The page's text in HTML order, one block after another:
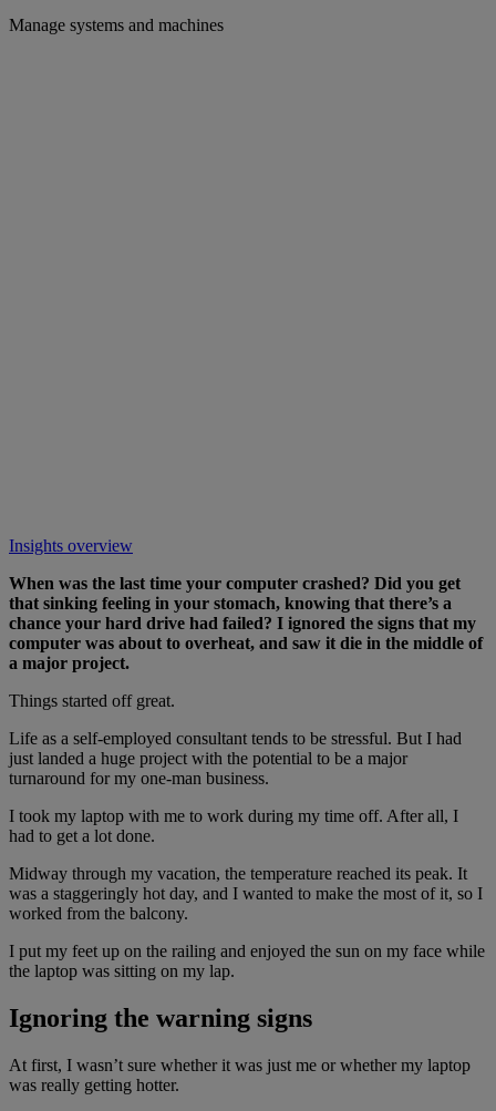
Manage systems and machines
Insights overview
When was the last time your computer crashed? Did you get
that sinking feeling in your stomach, knowing that there’s a
chance your hard drive had failed? I ignored the signs that my
computer was about to overheat, and saw it die in the middle of
a major project.
Things started off great.
Life as a self-employed consultant tends to be stressful. But I had
just landed a huge project with the potential to be a major
turnaround for my one-man business.
I took my laptop with me to work during my time off. After all, I
had to get a lot done.
Midway through my vacation, the temperature reached its peak. It
was a staggeringly hot day, and I wanted to make the most of it, so I
worked from the balcony.
I put my feet up on the railing and enjoyed the sun on my face while
the laptop was sitting on my lap.
Ignoring the warning signs
At first, I wasn’t sure whether it was just me or whether my laptop
was really getting hotter.